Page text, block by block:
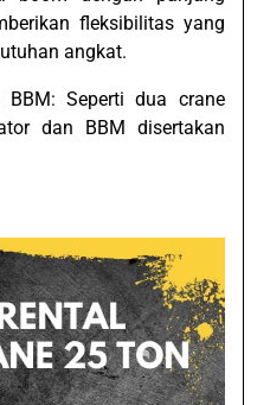
fleksibilitas yang
angkat.
Seperti dua crane
dan BBM disertakan